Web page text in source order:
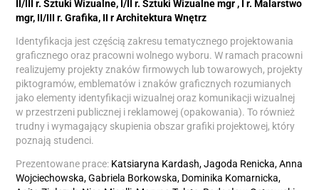
II/III r. Sztuki Wizualne, I/II r. Sztuki Wizualne mgr , I r. Malarstwo
mgr, II/III r. Grafika, II r Architektura Wnętrz
Identyfikacja jest częścią zakresu tematycznego projektowania
graficznego oraz pracowni wolnego wyboru. W ramach pracowni
realizujemy projekty znaków firmowych lub towarowych, projekty
piktogramów, emblematów i znaków graficznych rozumianych
jako elementy identyfikacji wizualnej oraz komunikacji wizualnej
w przestrzeni publicznej i reklamowej (opakowania). To również
trudny i wymagający skupienia obszar grafiki projektowej, który
poznają studenci.
Prezentowane prace: Katsiaryna Kardash,Jagoda Renicka, Anna
Wojciechowska, Gabriela Borkowska, Dominika Komarnicka,